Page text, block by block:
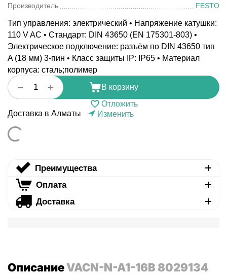
Производитель
FESTO
Тип управления: электрический • Напряжение катушки:
110 V AC • Стандарт: DIN 43650 (EN 175301-803) •
Электрическое подключение: разъём по DIN 43650 тип
A (18 мм) 3-пин • Класс защиты IP: IP65 • Материал
корпуса: сталь;полимер
+
−
В корзину
Отложить
Доставка в Алматы
Изменить
Преимущества
Оплата
Доставка
ОписаниеVACN-N-A1-16B 8029134